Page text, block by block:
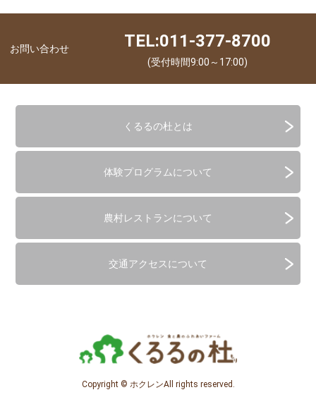
お問い合わせ TEL:011-377-8700
(受付時間9:00～17:00)
くるるの杜とは
体験プログラムについて
農村レストランについて
交通アクセスについて
Copyright © ホクレンAll rights reserved.